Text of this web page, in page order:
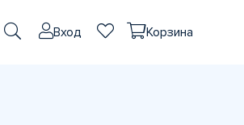
Вход Корзина